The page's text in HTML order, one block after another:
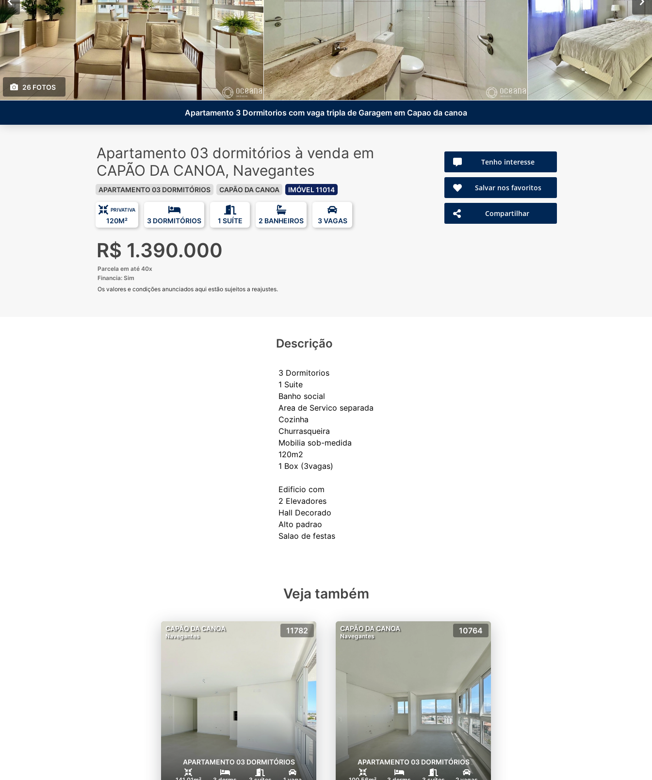
26 FOTOS
Apartamento 3 Dormitorios com vaga tripla de Garagem em Capao da canoa
Apartamento 03 dormitórios à venda em
CAPÃO DA CANOA, Navegantes
APARTAMENTO 03 DORMITÓRIOS CAPÃO DA CANOA IMÓVEL 11014
PRIVATIVA
120M² 3 DORMITÓRIOS 1 SUÍTE 2 BANHEIROS 3 VAGAS
R$ 1.390.000
Parcela em até 40x
Financia: Sim
Os valores e condições anunciados aqui estão sujeitos a reajustes.
Tenho interesse
Salvar nos favoritos
Compartilhar
Descrição
3 Dormitorios
1 Suite
Banho social
Area de Servico separada
Cozinha
Churrasqueira
Mobilia sob-medida
120m2
1 Box (3vagas)
Edificio com
2 Elevadores
Hall Decorado
Alto padrao
Veja também
CAPÃO DA CANOA
Navegantes
11782
APARTAMENTO 03 DORMITÓRIOS
CAPÃO DA CANOA
Navegantes
10764
APARTAMENTO 03 DORMITÓRIOS